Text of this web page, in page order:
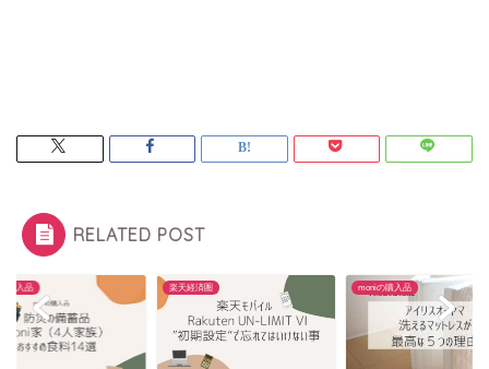
RELATED POST
購入品 楽天経済圏 moniの購入品